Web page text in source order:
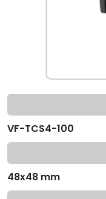
VF-TCS4-100
48x48 mm